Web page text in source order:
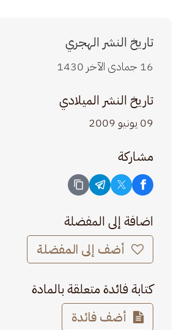
تاريخ النشر الهجري
16 جمادى الآخر 1430
تاريخ النشر الميلادي
09 يونيو 2009
مشاركة
اضافة إلى المفضلة
أضف إلى المفضلة
كتابة فائدة متعلقة بالمادة
أضف فائدة